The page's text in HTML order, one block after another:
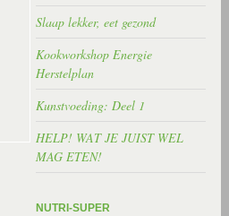
Slaap lekker, eet gezond
Kookworkshop Energie
Herstelplan
Kunstvoeding: Deel 1
HELP! WAT JE JUIST WEL
MAG ETEN!
NUTRI-SUPER